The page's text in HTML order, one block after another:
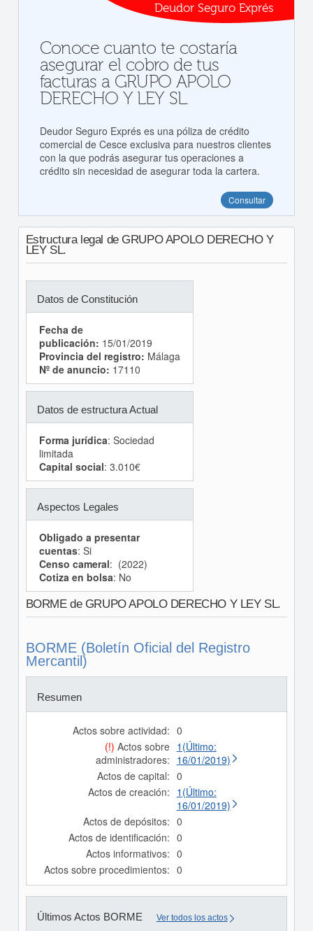
Deudor Seguro Exprés
Conoce cuanto te costaría
asegurar el cobro de tus
facturas a GRUPO APOLO
DERECHO Y LEY SL.
Deudor Seguro Exprés es una póliza de crédito
comercial de Cesce exclusiva para nuestros clientes
con la que podrás asegurar tus operaciones a
crédito sin necesidad de asegurar toda la cartera.
Consultar
Estructura legal de GRUPO APOLO DERECHO Y
LEY SL.
Datos de Constitución
Fecha de
publicación: 15/01/2019
Provincia del registro: Málaga
Nº de anuncio: 17110
Datos de estructura Actual
Forma jurídica: Sociedad
limitada
Capital social: 3.010€
Aspectos Legales
Obligado a presentar
cuentas: Si
Censo cameral: (2022)
Cotiza en bolsa: No
BORME de GRUPO APOLO DERECHO Y LEY SL.
BORME (Boletín Oficial del Registro
Mercantil)
Resumen
Actos sobre actividad: 0
(!) Actos sobre
administradores:
1(Último:
16/01/2019)
Actos de capital: 0
Actos de creación: 1(Último:
16/01/2019)
Actos de depósitos: 0
Actos de identificación: 0
Actos informativos: 0
Actos sobre procedimientos: 0
Últimos Actos BORME Ver todos los actos